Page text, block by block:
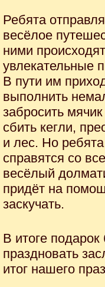
Ребята
весёлое
ними происходят
увлекательные
В пути им
выполнить
забросить
сбить кегли,
и лес. Но
справятся со
весёлый
придёт на
заскучать.
В итоге
праздновать
итог нашего